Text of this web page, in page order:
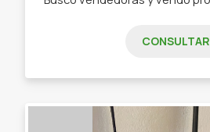
CONSULTAR